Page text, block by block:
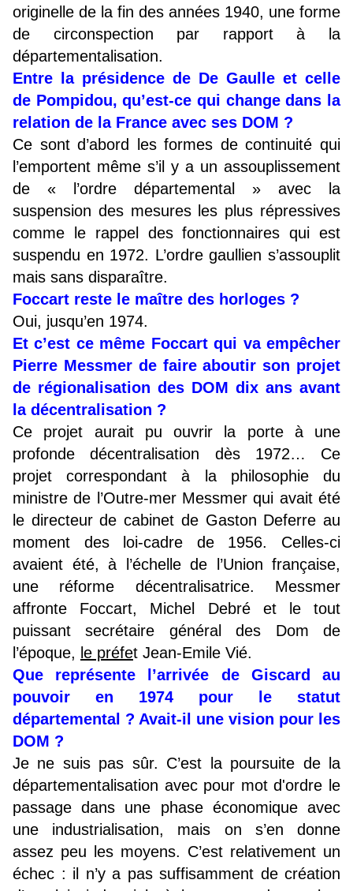
originelle de la fin des années 1940, une forme
de circonspection par rapport à la
départementalisation.
Entre la présidence de De Gaulle et celle
de Pompidou, qu’est-ce qui change dans la
relation de la France avec ses DOM ?
Ce sont d’abord les formes de continuité qui
l’emportent même s’il y a un assouplissement
de « l’ordre départemental » avec la
suspension des mesures les plus répressives
comme le rappel des fonctionnaires qui est
suspendu en 1972. L’ordre gaullien s’assouplit
mais sans disparaître.
Foccart reste le maître des horloges ?
Oui, jusqu’en 1974.
Et c’est ce même Foccart qui va empêcher
Pierre Messmer de faire aboutir son projet
de régionalisation des DOM dix ans avant
la décentralisation ?
Ce projet aurait pu ouvrir la porte à une
profonde décentralisation dès 1972… Ce
projet correspondant à la philosophie du
ministre de l’Outre-mer Messmer qui avait été
le directeur de cabinet de Gaston Deferre au
moment des loi-cadre de 1956. Celles-ci
avaient été, à l’échelle de l’Union française,
une réforme décentralisatrice. Messmer
affronte Foccart, Michel Debré et le tout
puissant secrétaire général des Dom de
l’époque, le préfet Jean-Emile Vié.
Que représente l’arrivée de Giscard au
pouvoir en 1974 pour le statut
départemental ? Avait-il une vision pour les
DOM ?
Je ne suis pas sûr. C’est la poursuite de la
départementalisation avec pour mot d'ordre le
passage dans une phase économique avec
une industrialisation, mais on s’en donne
assez peu les moyens. C’est relativement un
échec : il n’y a pas suffisamment de création